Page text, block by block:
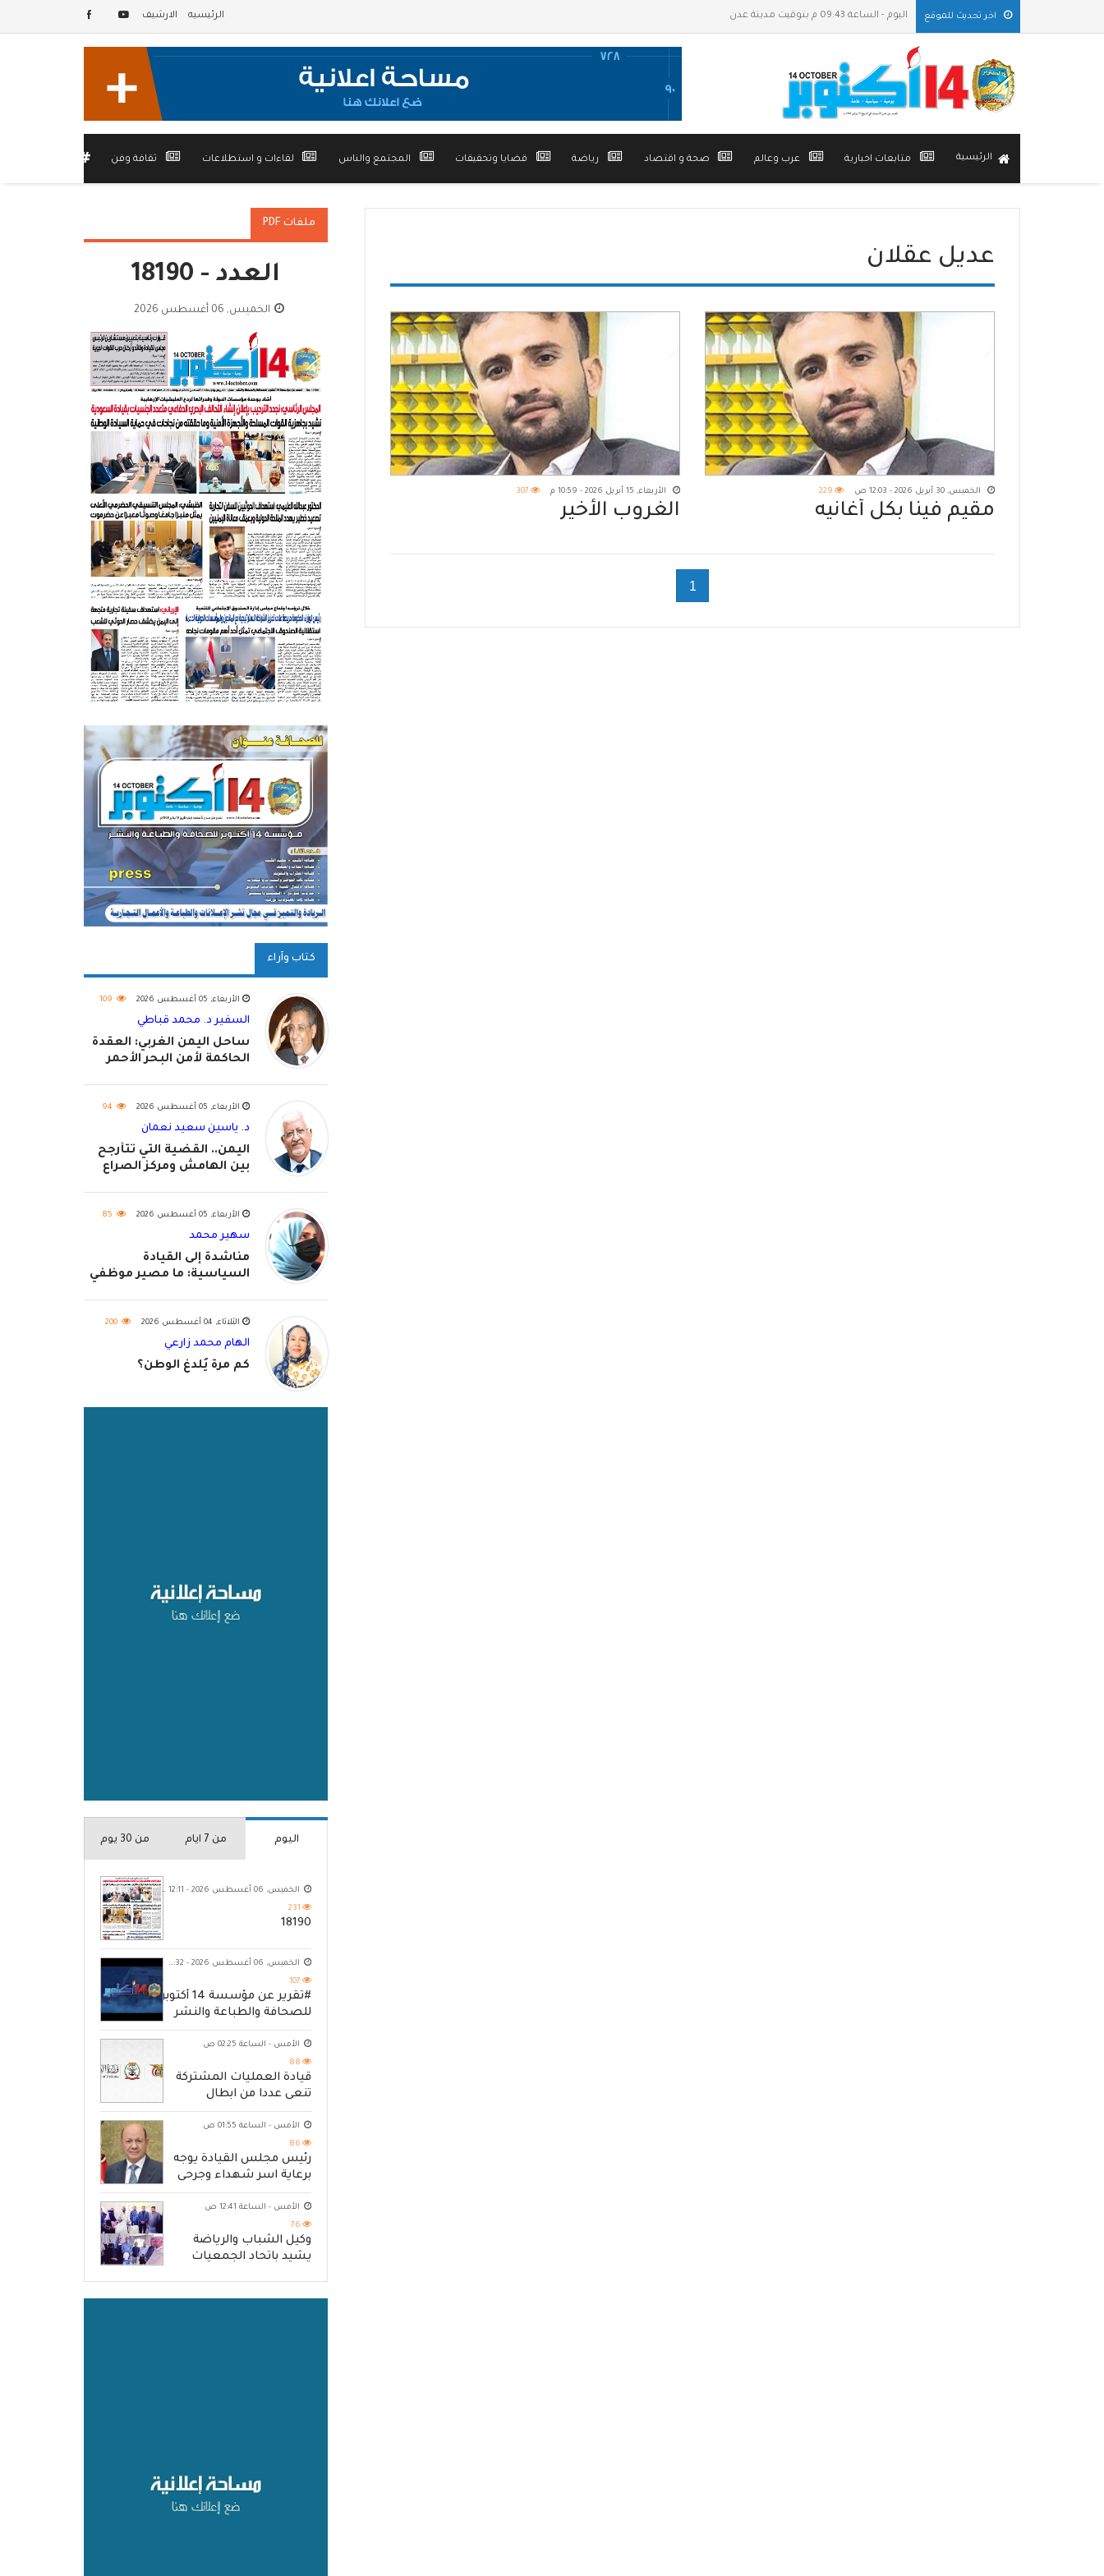
اخر تحديث للموقع اليوم - الساعة 09:43 م بتوقيت مدينة عدن الرئيسيه الارشيف
الرئيسية متابعات اخبارية عرب وعالم صحة و اقتصاد رياضة قضايا وتحقيقات المجتمع والناس لقاءات و استطلاعات ثقافة وفن
عديل عقلان
الخميس, 30 أبريل 2026 - 12:03 ص 229
مقيم فينا بكل أغانيه
الأربعاء, 15 أبريل 2026 - 10:59 م 307
الغروب الأخير
1
ملفات PDF
العدد - 18190
الخميس, 06 أغسطس 2026
كتاب وآراء
الأربعاء, 05 أغسطس 2026 109
السفير د. محمد قباطي
ساحل اليمن الغربي: العقدة
الحاكمة لأمن البحر الأحمر
الأربعاء, 05 أغسطس 2026 94
د. ياسين سعيد نعمان
اليمن.. القضية التي تتأرجح
بين الهامش ومركز الصراع
الأربعاء, 05 أغسطس 2026 85
سهير محمد
مناشدة إلى القيادة
السياسية: ما مصير موظفي
الثلاثاء, 04 أغسطس 2026 200
الهام محمد زارعي
كم مرة يُلدغ الوطن؟
اليوم من 7 ايام من 30 يوم
الخميس, 06 أغسطس 2026 - 12:11 ص
231
18190
الخميس, 06 أغسطس 2026 - 10:32 م
107
#تقرير عن مؤسسة 14 أكتوبر
للصحافة والطباعة والنشر
الأمس - الساعة 02:25 ص
88
قيادة العمليات المشتركة
تنعى عددا من ابطال
القوات المسلحة
الأمس - الساعة 01:55 ص
86
رئيس مجلس القيادة يوجه
برعاية اسر شهداء وجرحى
الهجوم الإرهابي الحوثي
والرد الحازم على مصدر
التهديد
الأمس - الساعة 12:41 ص
76
وكيل الشباب والرياضة
يشيد باتحاد الجمعيات